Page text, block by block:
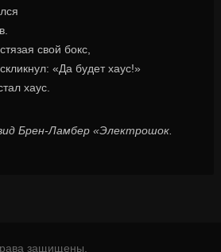
свой бокс,
«Да будет хаус!»
хаус.
Брен-Ламбер «Электрошок.
защищены.